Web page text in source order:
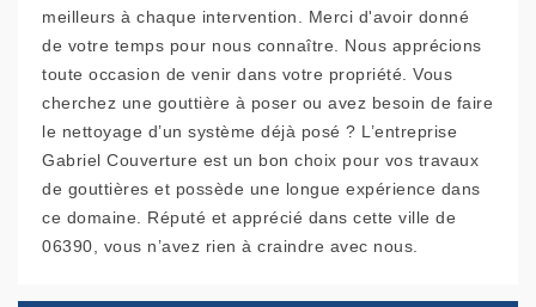
meilleurs à chaque intervention. Merci d'avoir donné
de votre temps pour nous connaître. Nous apprécions
toute occasion de venir dans votre propriété. Vous
cherchez une gouttière à poser ou avez besoin de faire
le nettoyage d’un système déjà posé ? L’entreprise
Gabriel Couverture est un bon choix pour vos travaux
de gouttières et possède une longue expérience dans
ce domaine. Réputé et apprécié dans cette ville de
06390, vous n’avez rien à craindre avec nous.